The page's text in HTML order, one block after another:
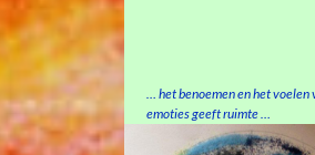
… het benoemen en het voelen
emoties geeft ruimte …